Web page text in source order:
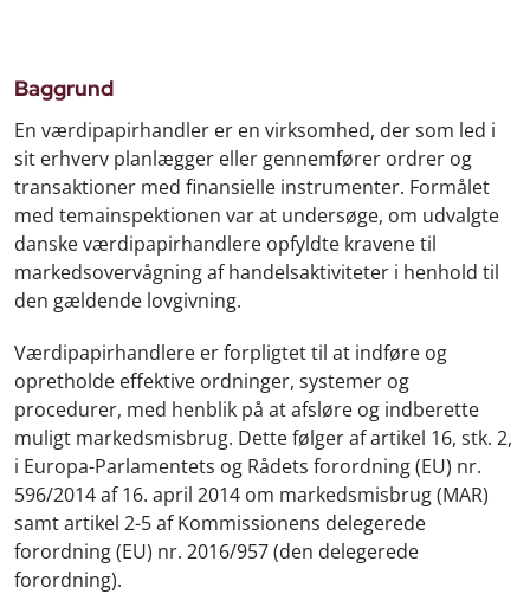
Baggrund
En værdipapirhandler er en virksomhed, der som led i
sit erhverv planlægger eller gennemfører ordrer og
transaktioner med finansielle instrumenter. Formålet
med temainspektionen var at undersøge, om udvalgte
danske værdipapirhandlere opfyldte kravene til
markedsovervågning af handelsaktiviteter i henhold til
den gældende lovgivning.
Værdipapirhandlere er forpligtet til at indføre og
opretholde effektive ordninger, systemer og
procedurer, med henblik på at afsløre og indberette
muligt markedsmisbrug. Dette følger af artikel 16, stk. 2,
i Europa-Parlamentets og Rådets forordning (EU) nr.
596/2014 af 16. april 2014 om markedsmisbrug (MAR)
samt artikel 2-5 af Kommissionens delegerede
forordning (EU) nr. 2016/957 (den delegerede
forordning).